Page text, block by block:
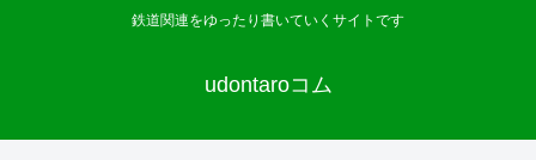
鉄道関連をゆったり書いていくサイトです
udontaroコム